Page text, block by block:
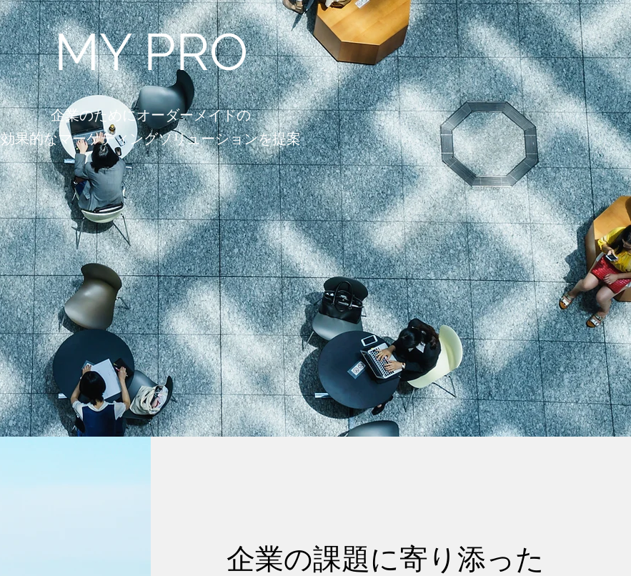
MY PRO
企業のためにオーダーメイドの
効果的なマーケティングソリューションを提案
企業の課題に寄り添った